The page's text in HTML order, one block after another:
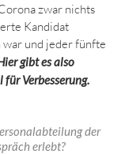
zwar nichts
Kandidat
und jeder fünfte
gibt es also
Verbesserung.
der
erlebt?